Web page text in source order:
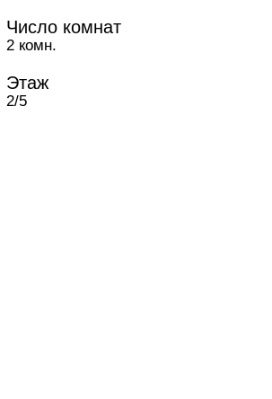
Число комнат
2 комн.
Этаж
2/5